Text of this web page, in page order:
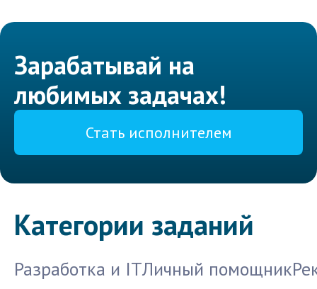
Зарабатывай на
любимых задачах!
Стать исполнителем
Категории заданий
Разработка и ITЛичный помощник